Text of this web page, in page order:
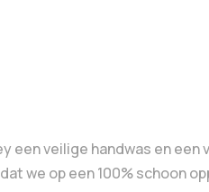
veilige handwas en een
we op een 100% schoon